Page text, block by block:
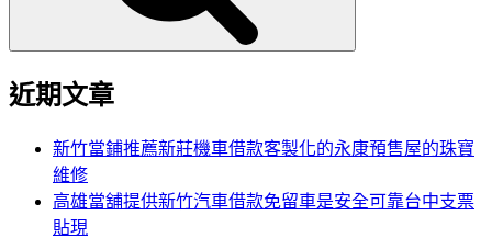
近期文章
新竹當鋪推薦新莊機車借款客製化的永康預售屋的珠寶
維修
高雄當舖提供新竹汽車借款免留車是安全可靠台中支票
貼現